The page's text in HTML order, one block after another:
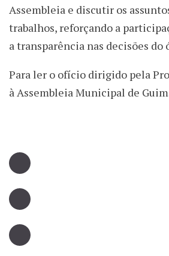
Assembleia e discutir os
trabalhos, reforçando a
a transparência nas decisões do
Para ler o ofício dirigido pela
à Assembleia Municipal de